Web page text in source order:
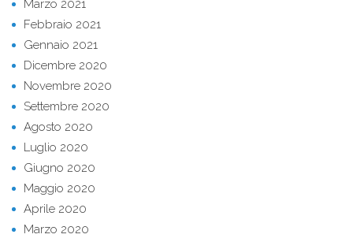
Marzo 2021
Febbraio 2021
Gennaio 2021
Dicembre 2020
Novembre 2020
Settembre 2020
Agosto 2020
Luglio 2020
Giugno 2020
Maggio 2020
Aprile 2020
Marzo 2020